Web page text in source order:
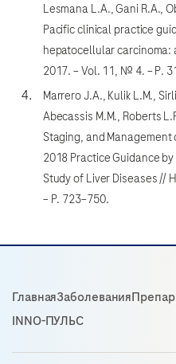
Lesmana L.A., Gani R.A.,
Pacific clinical practice
hepatocellular carcinoma:
2017. – Vol. 11, № 4. – P.
Marrero J.A., Kulik L.M.,
Abecassis M.M., Roberts
Staging, and
2018 Practice Guidance
Study of Liver Diseases //
– P. 723–750.
ГлавнаяЗаболевания
INNO-ПУЛЬС